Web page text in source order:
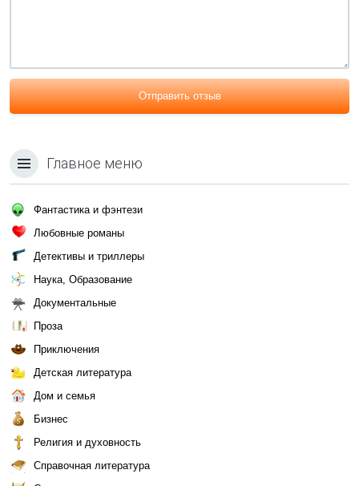
Отправить отзыв
Главное меню
Фантастика и фэнтези
Любовные романы
Детективы и триллеры
Наука, Образование
Документальные
Проза
Приключения
Детская литература
Дом и семья
Бизнес
Религия и духовность
Справочная литература